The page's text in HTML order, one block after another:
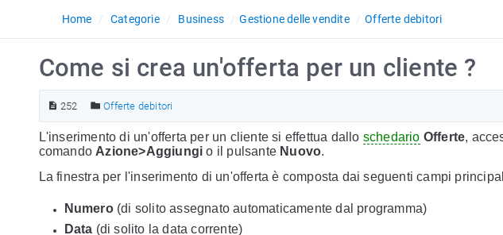
Home Categorie Business Gestione delle vendite Offerte debitori
Come si crea un'offerta per un cliente ?
252 Offerte debitori
L'inserimento di un'offerta per un cliente si effettua dallo schedario Offerte,
comando Azione>Aggiungi o il pulsante Nuovo.
La finestra per l'inserimento di un'offerta è composta dai seguenti campi
Numero(di solito assegnato automaticamente dal programma)
Data (di solito la data corrente)